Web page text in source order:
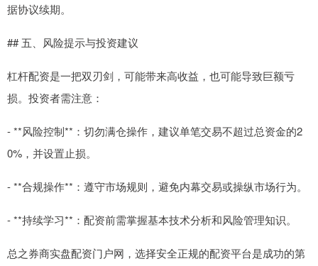
据协议续期。
## 五、风险提示与投资建议
杠杆配资是一把双刃剑，可能带来高收益，也可能导致巨额亏
损。投资者需注意：
- **风险控制**：切勿满仓操作，建议单笔交易不超过总资金的2
0%，并设置止损。
- **合规操作**：遵守市场规则，避免内幕交易或操纵市场行为。
- **持续学习**：配资前需掌握基本技术分析和风险管理知识。
总之券商实盘配资门户网，选择安全正规的配资平台是成功的第